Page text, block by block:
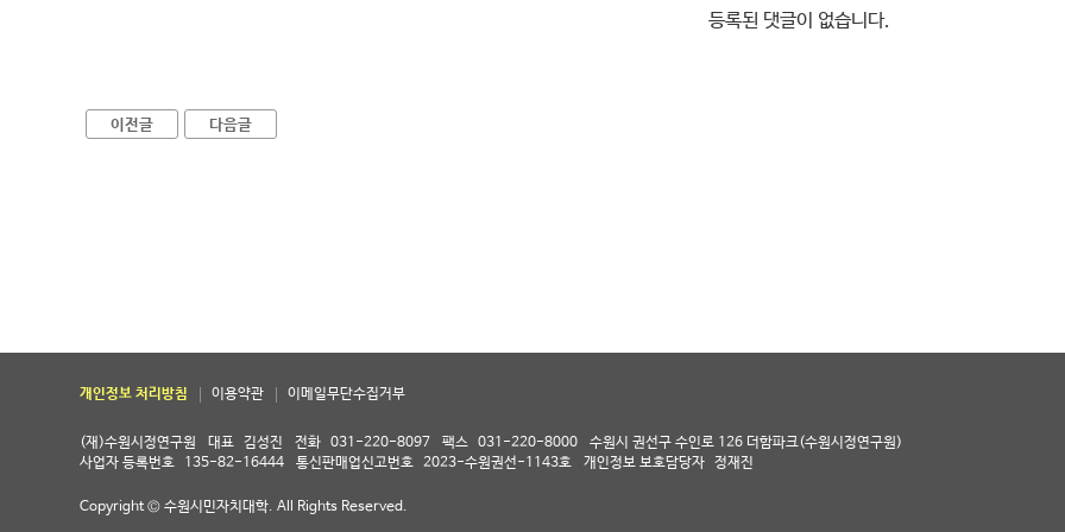
등록된 댓글이 없습니다.
이전글 다음글
개인정보 처리방침 이용약관 이메일무단수집거부
(재)수원시정연구원 대표 김성진 전화 031-220-8097 팩스 031-220-8000
수원시 권선구 수인로 126 더함파크(수원시정연구원)
사업자 등록번호
135-82-16444 통신판매업신고번호 2023-수원권선-1143호 개인정보 보호담당자 정재진
Copyright © 수원시민자치대학. All Rights Reserved.